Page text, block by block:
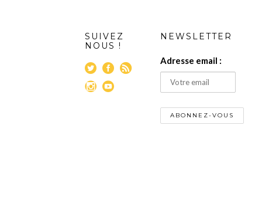
SUIVEZ
NOUS !
NEWSLETTER
Adresse email :